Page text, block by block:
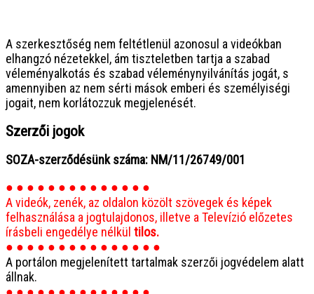
A szerkesztőség nem feltétlenül azonosul a videókban
elhangzó nézetekkel, ám tiszteletben tartja a szabad
véleményalkotás és szabad véleménynyilvánítás jogát, s
amennyiben az nem sérti mások emberi és személyiségi
jogait, nem korlátozzuk megjelenését.
Szerzői jogok
SOZA-szerződésünk száma: NM/11/26749/001
● ● ● ● ● ● ● ● ● ● ● ● ● ●
A videók, zenék, az oldalon közölt szövegek és képek
felhasználása a jogtulajdonos, illetve a Televízió előzetes
írásbeli engedélye nélkül tilos.
● ● ● ● ● ● ● ● ● ● ● ● ● ● ●
A portálon megjelenített tartalmak szerzői jogvédelem alatt
állnak.